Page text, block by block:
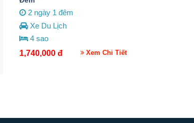
2 ngày 1 đêm
Xe Du Lịch
4 sao
1,740,000đ Xem Chi Tiết